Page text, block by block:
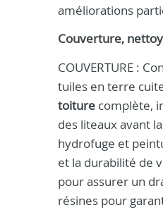
améliorations
Couverture,
COUVERTURE :
tuiles en terre
toiture complète,
des liteaux avant
hydrofuge et
et la durabilité de
pour assurer un
résines pour